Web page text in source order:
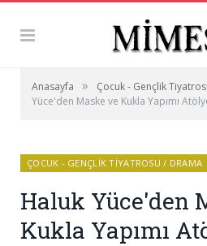
Anasayfa » Çocuk - Gençlik
Yüce'den Maske ve Kukla Yapımı
ÇOCUK - GENÇLIK TIYATROSU / DRAMA
Haluk Yüce'den
Kukla Yapımı